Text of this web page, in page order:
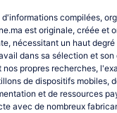
compilées,
est originale, créée et
nécessitant un haut
dans sa sélection et son
propres recherches,
de dispositifs mobiles,
et de ressources
avec de nombreux